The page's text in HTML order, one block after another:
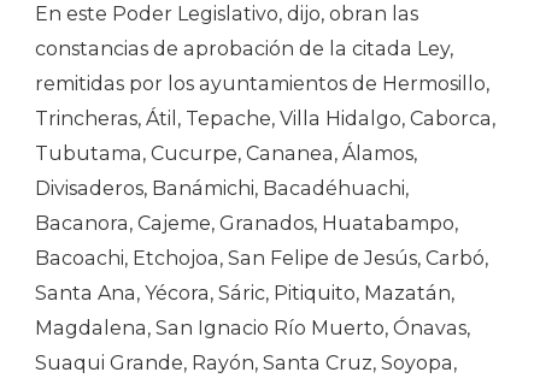
En este Poder Legislativo, dijo, obran las
constancias de aprobación de la citada Ley,
remitidas por los ayuntamientos de Hermosillo,
Trincheras, Átil, Tepache, Villa Hidalgo, Caborca,
Tubutama, Cucurpe, Cananea, Álamos,
Divisaderos, Banámichi, Bacadéhuachi,
Bacanora, Cajeme, Granados, Huatabampo,
Bacoachi, Etchojoa, San Felipe de Jesús, Carbó,
Santa Ana, Yécora, Sáric, Pitiquito, Mazatán,
Magdalena, San Ignacio Río Muerto, Ónavas,
Suaqui Grande, Rayón, Santa Cruz, Soyopa,